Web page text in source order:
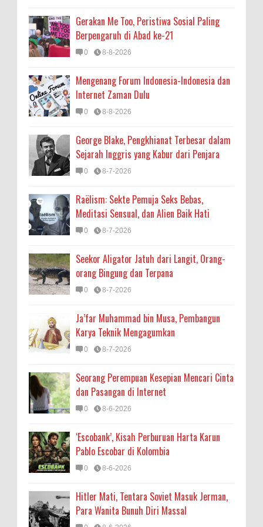
Gerakan Me Too, Peristiwa Sosial Paling
Berpengaruh di Abad ke-21
0 8-8-2026
Mengenang Forum Indonesia-Indonesia dan
Internet Zaman Dulu
0 8-8-2026
George Blake, Pengkhianat Terbesar dalam
Sejarah Inggris yang Kabur dari Penjara
0 8-7-2026
Raëlism: Sekte Pemuja Seks Bebas,
Meditasi Sensual, dan Alien Baik Hati
0 8-7-2026
Seekor Aligator Jatuh dari Langit, Orang-
orang Bingung dan Terpana
0 8-7-2026
Ja’far Muhammad bin Musa, Pembangun
Karya Teknik Mengagumkan
0 8-7-2026
Seorang Perempuan Kesepian Mencari Cinta
dan Pasangan di Internet
0 8-6-2026
‘Escobank’, Kisah Perburuan Harta Karun
Pablo Escobar di Kolombia
0 8-6-2026
Hitler Mati, Tentara Soviet Masuk Jerman,
Para Wanita Bunuh Diri Massal